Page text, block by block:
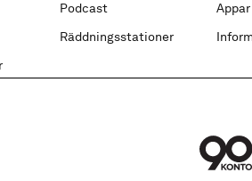
Podcast
Appar
Räddningsstationer